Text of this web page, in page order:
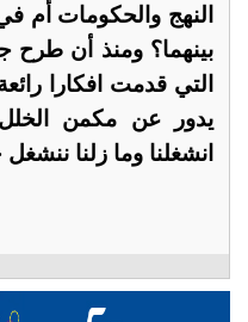
النهج والحكومات أم
بينهما؟ ومنذ أن طرح
التي قدمت افكارا
يدور عن مكمن
انشغلنا وما زلنا